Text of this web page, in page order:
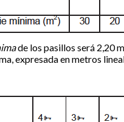
de los pasillos será 2,20
expresada en metros